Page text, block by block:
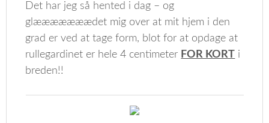
Det har jeg så hented i dag – og
glææææææædet mig over at mit hjem i den
grad er ved at tage form, blot for at opdage at
rullegardinet er hele 4 centimeter FOR KORT i
breden!!